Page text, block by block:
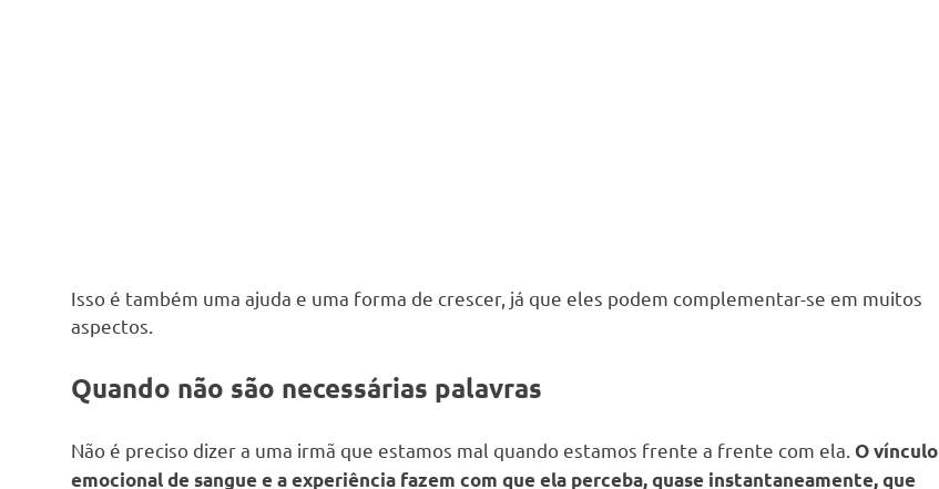
Isso é também uma ajuda e uma forma de crescer, já que eles podem complementar-se em muitos
aspectos.
Quando não são necessárias palavras
Não é preciso dizer a uma irmã que estamos mal quando estamos frente a frente com ela. O vínculo
emocional de sangue e a experiência fazem com que ela perceba, quase instantaneamente, que